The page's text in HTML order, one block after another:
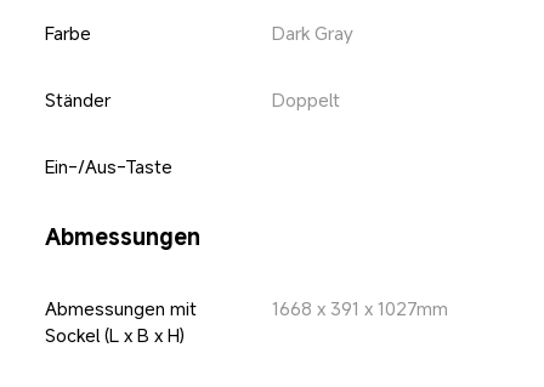
Farbe Dark Gray
Ständer Doppelt
Ein-/Aus-Taste
Abmessungen
Abmessungen mit
Sockel (L x B x H)
1668 x 391 x 1027mm